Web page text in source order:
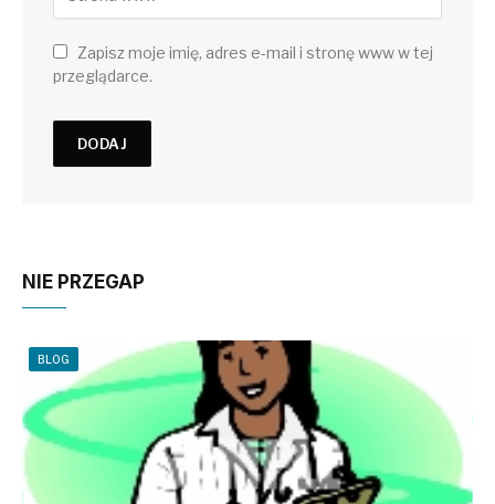
Zapisz moje imię, adres e-mail i stronę www w tej
przeglądarce.
NIE PRZEGAP
BLOG